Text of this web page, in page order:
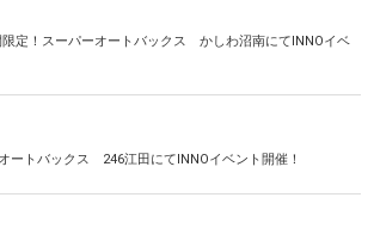
定！スーパーオートバックス かしわ沼南にてINNOイベ
ートバックス 246江田にてINNOイベント開催！